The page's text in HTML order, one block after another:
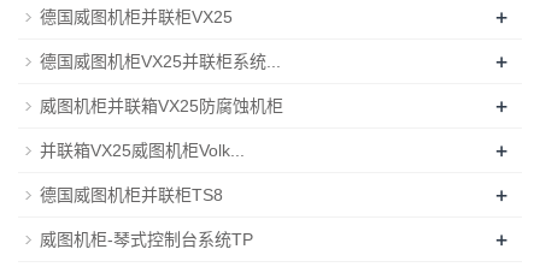
德国威图机柜并联柜VX25 +
德国威图机柜VX25并联柜系统... +
威图机柜并联箱VX25防腐蚀机柜 +
并联箱VX25威图机柜Volk... +
德国威图机柜并联柜TS8 +
威图机柜-琴式控制台系统TP +